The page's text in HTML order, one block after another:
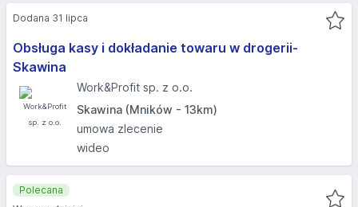
Obsługa kasy i dokładanie towaru w drogerii-
Skawina
Work&Profit sp. z o.o.
Skawina (Mników - 13km)
umowa zlecenie
wideo
Dodana 31 lipca
Polecana